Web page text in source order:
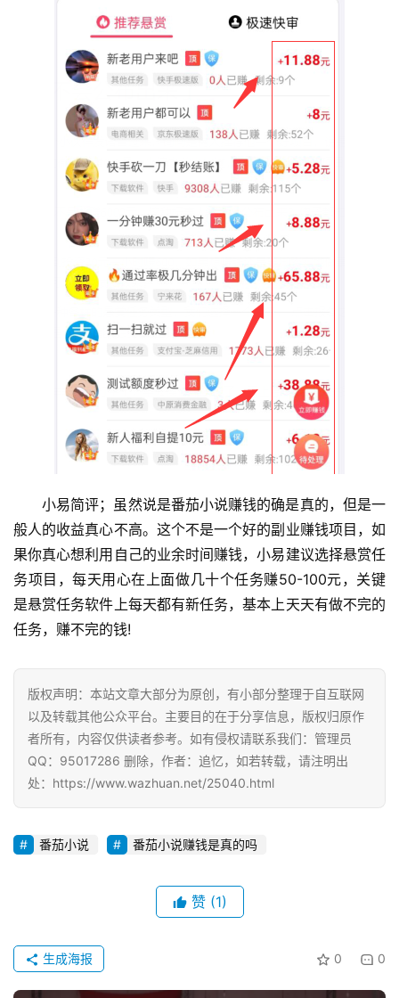
登录 注册
小易简评；虽然说是番茄小说赚钱的确是真的，但是一
般人的收益真心不高。这个不是一个好的副业赚钱项目，如
果你真心想利用自己的业余时间赚钱，小易建议选择悬赏任
务项目，每天用心在上面做几十个任务赚50-100元，关键
是悬赏任务软件上每天都有新任务，基本上天天有做不完的
任务，赚不完的钱!
版权声明：本站文章大部分为原创，有小部分整理于自互联网
以及转载其他公众平台。主要目的在于分享信息，版权归原作
者所有，内容仅供读者参考。如有侵权请联系我们：管理员
QQ：95017286 删除，作者：追忆，如若转载，请注明出
处：https://www.wazhuan.net/25040.html
番茄小说 番茄小说赚钱是真的吗
赞 (1)
0 0
生成海报